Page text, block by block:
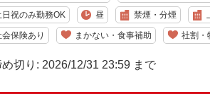
日祝のみ勤務OK 昼 禁煙・分煙
会保険あり まかない・食事補助 社割・
切り: 2026/12/31 23:59 まで